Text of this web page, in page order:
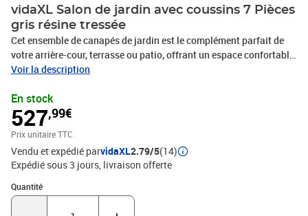
vidaXL Salon de jardin avec coussins 7 Pièces
gris résine tressée
Cet ensemble de canapés de jardin est le complément parfait de
votre arrière-cour, terrasse ou patio, offrant un espace confortable
et accueillant pour discuter avec la famille et les amis ou
la résine tressée, également connue sous le nom de poly rotin, est
un matériau synthétique solide et nécessitant peu d'entretien qui
ressemble au rotin naturel. Il est léger, facile à nettoyer et
couramment utilisé pour les meubles d'extérieur en raison de sa
durabilité et de ses propriétés de résistance aux
intempéries.Expérience d'assise confortable : ce mobilier
d'extérieur, doté de coussins épais, offre une expérience d'assise
confortable.Housse amovible et lavable : ces coussins de siège
Voir la description
En stock
527,99€
Prix unitaire TTC
Vendu et expédié parvidaXL2.79/5(14)
Expédié sous 3 jours livraison offerte
Quantité
Quantité : 1